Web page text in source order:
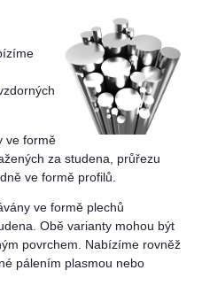
ve formě
za studena, průřezu
ve formě profilů.
ve formě plechů
Obě varianty mohou být
povrchem. Nabízíme rovněž
pálením plasmou nebo